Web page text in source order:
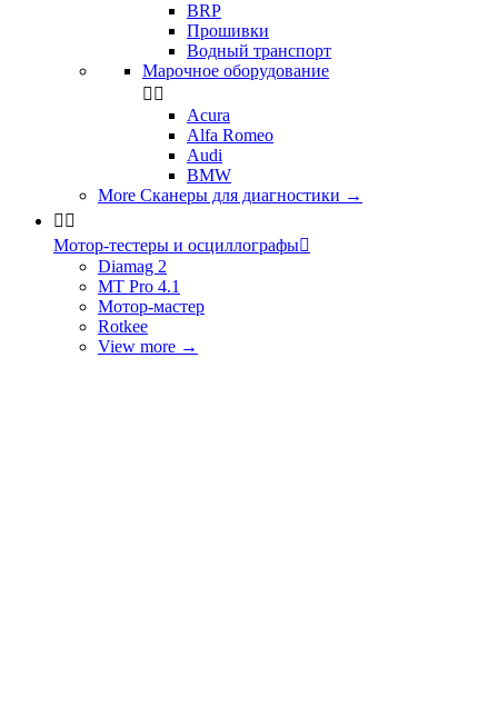
BRP
Прошивки
Водный транспорт
Марочное оборудование
 
Acura
Alfa Romeo
Audi
BMW
More Сканеры для диагностики →
 
Мотор-тестеры и осциллографы
Diamag 2
MT Pro 4.1
Мотор-мастер
Rotkee
View more →